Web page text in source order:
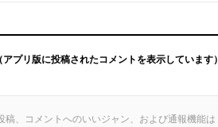
（アプリ版に投稿されたコメントを表示しています）
稿、コメントへのいいジャン、および通報機能は